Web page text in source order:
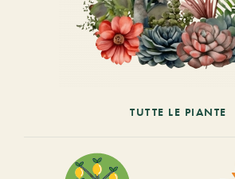
TUTTE LE PIANTE